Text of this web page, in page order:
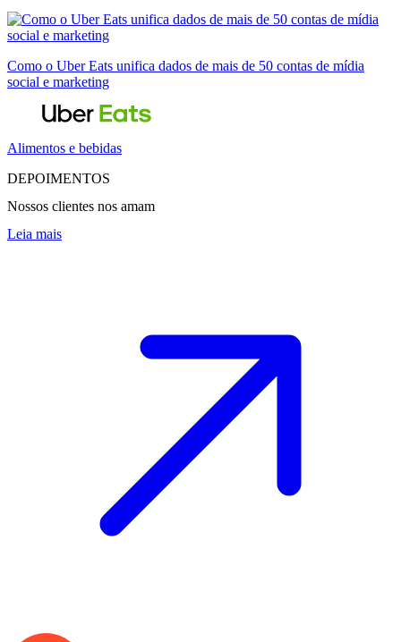
Como o Uber Eats unifica dados de mais de 50 contas de mídia
social e marketing
Alimentos e bebidas
DEPOIMENTOS
Nossos clientes nos amam
Leia mais